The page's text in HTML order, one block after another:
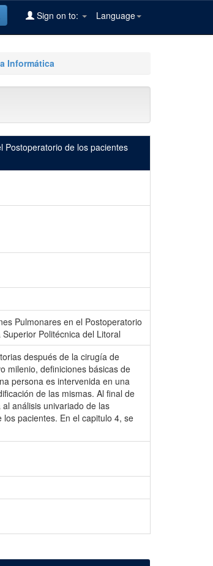
Language
Sign on to:
Informática
Postoperatorio de los pacientes
Pulmonares en el Postoperatorio
Politécnica del Litoral
después de la cirugía de
milenio, definiciones básicas de
persona es intervenida en una
de las mismas. Al final de
análisis univariado de las
pacientes. En el capitulo 4, se